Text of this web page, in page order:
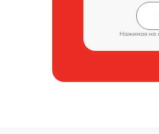
Нажимая на